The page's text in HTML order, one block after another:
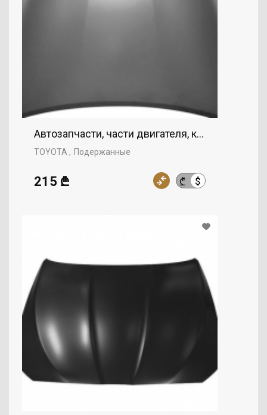
Автозапчасти, части двигателя, капот, TOYOTA
TOYOTA Подержанные
₾ $
215 ₾